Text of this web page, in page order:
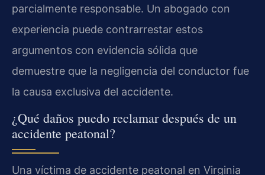
parcialmente responsable. Un abogado con
experiencia puede contrarrestar estos
argumentos con evidencia sólida que
demuestre que la negligencia del conductor fue
la causa exclusiva del accidente.
¿Qué daños puedo reclamar después de un
accidente peatonal?
Una víctima de accidente peatonal en Virginia